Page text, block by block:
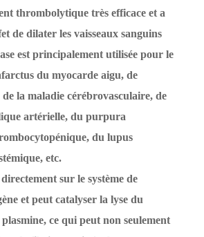
thrombolytique très efficace et a
de dilater les vaisseaux sanguins
est principalement utilisée pour le
du myocarde aigu, de
la maladie cérébrovasculaire, de
artérielle, du purpura
du lupus
etc.
sur le système de
et peut catalyser la lyse du
ce qui peut non seulement